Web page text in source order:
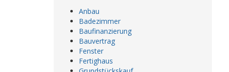
Anbau
Badezimmer
Baufinanzierung
Bauvertrag
Fenster
Fertighaus